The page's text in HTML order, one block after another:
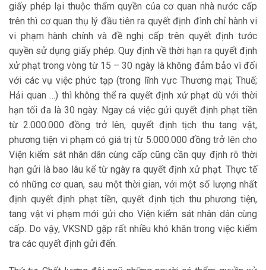
giấy phép lại thuộc thẩm quyền của cơ quan nhà nước cấp
trên thì cơ quan thụ lý đầu tiên ra quyết định đình chỉ hành vi
vi phạm hành chính và đề nghị cấp trên quyết định tước
quyền sử dụng giấy phép. Quy định về thời hạn ra quyết định
xử phạt trong vòng từ 15 – 30 ngày là không đảm bảo vì đối
với các vụ việc phức tạp (trong lĩnh vực Thương mại; Thuế;
Hải quan …) thì không thể ra quyết định xử phạt dù với thời
hạn tối đa là 30 ngày. Ngay cả việc gửi quyết định phạt tiền
từ 2.000.000 đồng trở lên, quyết định tịch thu tang vật,
phương tiện vi phạm có giá trị từ 5.000.000 đồng trở lên cho
Viện kiểm sát nhân dân cùng cấp cũng cần quy định rõ thời
hạn gửi là bao lâu kể từ ngày ra quyết định xử phạt. Thực tế
có những cơ quan, sau một thời gian, với một số lượng nhất
định quyết định phạt tiền, quyết định tịch thu phương tiện,
tang vật vi phạm mới gửi cho Viện kiểm sát nhân dân cùng
cấp. Do vậy, VKSND gặp rất nhiều khó khăn trong việc kiểm
tra các quyết định gửi đến.